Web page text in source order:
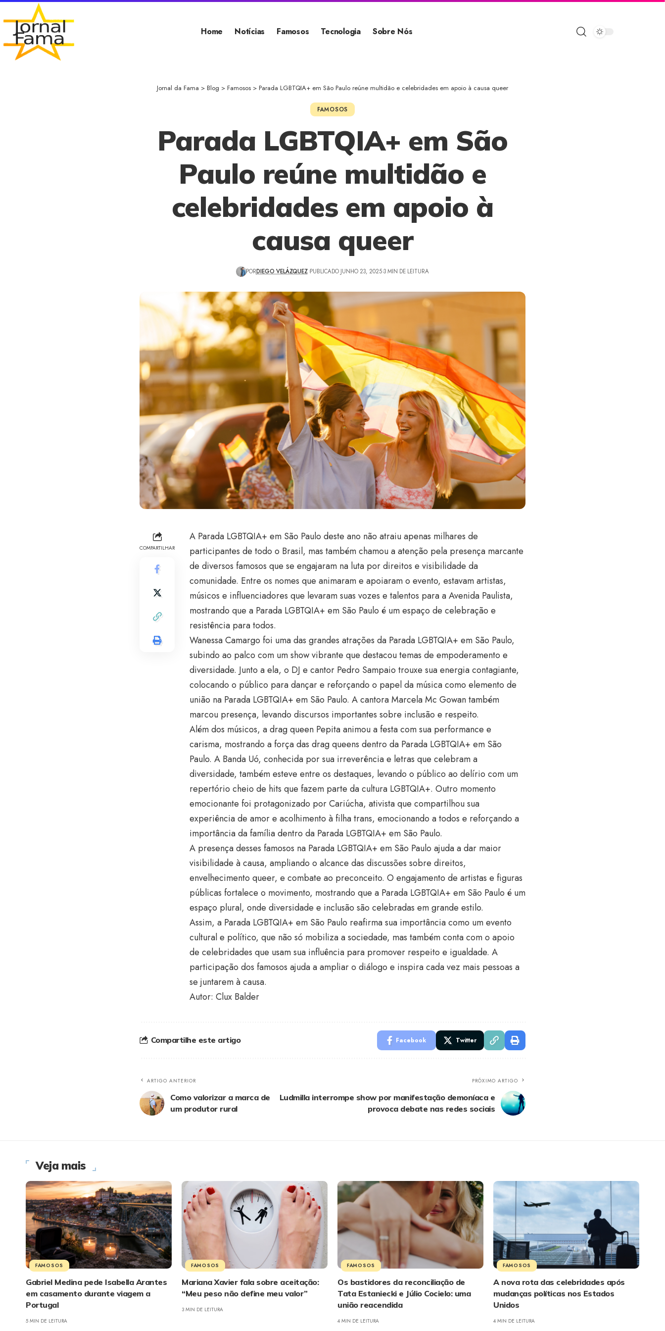
Home Notícias Famosos Tecnologia Sobre Nós
Jornal da Fama > Blog > Famosos > Parada LGBTQIA+ em São Paulo reúne multidão e celebridades em apoio à causa queer
FAMOSOS
Parada LGBTQIA+ em São
Paulo reúne multidão e
celebridades em apoio à
causa queer
PORDIEGO VELÁZQUEZ PUBLICADO JUNHO 23, 2025 3 MIN DE LEITURA
COMPARTILHAR
A Parada LGBTQIA+ em São Paulo deste ano não atraiu apenas milhares de
participantes de todo o Brasil, mas também chamou a atenção pela presença marcante
de diversos famosos que se engajaram na luta por direitos e visibilidade da
comunidade. Entre os nomes que animaram e apoiaram o evento, estavam artistas,
músicos e influenciadores que levaram suas vozes e talentos para a Avenida Paulista,
mostrando que a Parada LGBTQIA+ em São Paulo é um espaço de celebração e
resistência para todos.
Wanessa Camargo foi uma das grandes atrações da Parada LGBTQIA+ em São Paulo,
subindo ao palco com um show vibrante que destacou temas de empoderamento e
diversidade. Junto a ela, o DJ e cantor Pedro Sampaio trouxe sua energia contagiante,
colocando o público para dançar e reforçando o papel da música como elemento de
união na Parada LGBTQIA+ em São Paulo. A cantora Marcela Mc Gowan também
marcou presença, levando discursos importantes sobre inclusão e respeito.
Além dos músicos, a drag queen Pepita animou a festa com sua performance e
carisma, mostrando a força das drag queens dentro da Parada LGBTQIA+ em São
Paulo. A Banda Uó, conhecida por sua irreverência e letras que celebram a
diversidade, também esteve entre os destaques, levando o público ao delírio com um
repertório cheio de hits que fazem parte da cultura LGBTQIA+. Outro momento
emocionante foi protagonizado por Cariúcha, ativista que compartilhou sua
experiência de amor e acolhimento à filha trans, emocionando a todos e reforçando a
importância da família dentro da Parada LGBTQIA+ em São Paulo.
A presença desses famosos na Parada LGBTQIA+ em São Paulo ajuda a dar maior
visibilidade à causa, ampliando o alcance das discussões sobre direitos,
envelhecimento queer, e combate ao preconceito. O engajamento de artistas e figuras
públicas fortalece o movimento, mostrando que a Parada LGBTQIA+ em São Paulo é um
espaço plural, onde diversidade e inclusão são celebradas em grande estilo.
Assim, a Parada LGBTQIA+ em São Paulo reafirma sua importância como um evento
cultural e político, que não só mobiliza a sociedade, mas também conta com o apoio
de celebridades que usam sua influência para promover respeito e igualdade. A
participação dos famosos ajuda a ampliar o diálogo e inspira cada vez mais pessoas a
se juntarem à causa.
Autor: Clux Balder
Compartilhe este artigo Facebook Twitter
ARTIGO ANTERIOR
Como valorizar a marca de
um produtor rural
PRÓXIMO ARTIGO
Ludmilla interrompe show por manifestação demoníaca e
provoca debate nas redes sociais
Veja mais
FAMOSOS
Gabriel Medina pede Isabella Arantes
em casamento durante viagem a
Portugal
5 MIN DE LEITURA
FAMOSOS
Mariana Xavier fala sobre aceitação:
“Meu peso não define meu valor”
3 MIN DE LEITURA
FAMOSOS
Os bastidores da reconciliação de
Tata Estaniecki e Júlio Cocielo: uma
união reacendida
4 MIN DE LEITURA
FAMOSOS
A nova rota das celebridades após
mudanças políticas nos Estados
Unidos
4 MIN DE LEITURA